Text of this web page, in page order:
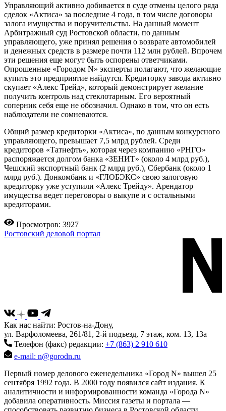
Управляющий активно добивается в суде отмены целого ряда
сделок «Актиса» за последние 4 года, в том числе договоры
залога имущества и поручительства. На данный момент
Арбитражный суд Ростовской области, по данным
управляющего, уже принял решения о возврате автомобилей
и денежных средств в размере почти 112 млн рублей. Впрочем
эти решения еще могут быть оспорены ответчиками.
Опрошенные «Городом N» эксперты полагают, что желающие
купить это предприятие найдутся. Кредиторку завода активно
скупает «Алекс Трейд», который демонстрирует желание
получить контроль над стеклотарным. Его вероятный
соперник себя еще не обозначил. Однако в том, что он есть
наблюдатели не сомневаются.
Общий размер кредиторки «Актиса», по данным конкурсного
управляющего, превышает 7,5 млрд рублей. Среди
кредиторов «Татнефть», которая через компанию «РНГО»
распоряжается долгом банка «ЗЕНИТ» (около 4 млрд руб.),
Чешский экспортный банк (2 млрд руб.), Сбербанк (около 1
млрд руб.). Донкомбанк и «ГЛОБЭКС» свою залоговую
кредиторку уже уступили «Алекс Трейду». Арендатор
имущества ведет переговоры о выкупе и с остальными
кредиторами.
Просмотров: 3927
Ростовский деловой портал
Как нас найти: Ростов-на-Дону,
ул. Варфоломеева, 261/81, 2-й подъезд, 7 этаж, ком. 13, 13а
Телефон (факс) редакции: +7 (863) 2 910 610
e-mail: n@gorodn.ru
Первый номер делового еженедельника «Город N» вышел 25
сентября 1992 года. В 2000 году появился сайт издания. К
аналитичности и информированности команда «Города N»
добавила оперативность. Миссия газеты и портала —